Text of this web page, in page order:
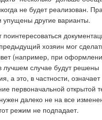
не будет реализован.
упущены другие варианты.
хозяин мог
(например, при
лучшем случае будут решены
а это, в частности, означает
первоначальной открытой
далеко не на все
режим не подпадает.